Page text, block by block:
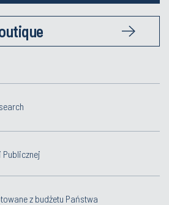
Publicznej
z budżetu Państwa